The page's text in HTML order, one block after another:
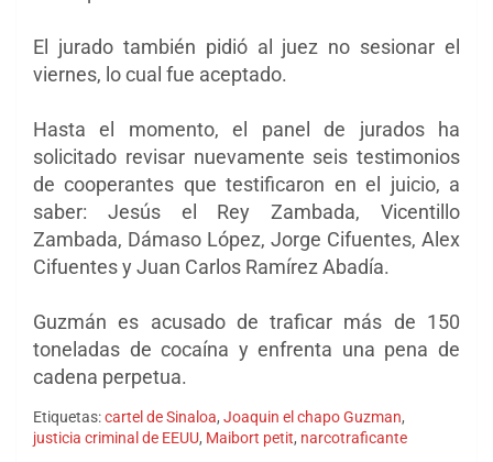
El jurado también pidió al juez no sesionar el
viernes, lo cual fue aceptado.
Hasta el momento, el panel de jurados ha
solicitado revisar nuevamente seis testimonios
de cooperantes que testificaron en el juicio, a
saber: Jesús el Rey Zambada, Vicentillo
Zambada, Dámaso López, Jorge Cifuentes, Alex
Cifuentes y Juan Carlos Ramírez Abadía.
Guzmán es acusado de traficar más de 150
toneladas de cocaína y enfrenta una pena de
cadena perpetua.
Etiquetas:cartel de Sinaloa, Joaquin el chapo Guzman,
justicia criminal de EEUU, Maibort petit, narcotraficante